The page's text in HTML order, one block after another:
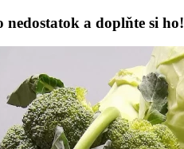
a doplňte si ho!